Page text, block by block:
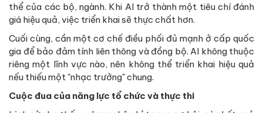
thể của các bộ, ngành. Khi AI trở thành một tiêu chí đánh
giá hiệu quả, việc triển khai sẽ thực chất hơn.
Cuối cùng, cần một cơ chế điều phối đủ mạnh ở cấp quốc
gia để bảo đảm tính liên thông và đồng bộ. AI không thuộc
riêng một lĩnh vực nào, nên không thể triển khai hiệu quả
nếu thiếu một "nhạc trưởng" chung.
Cuộc đua của năng lực tổ chức và thực thi